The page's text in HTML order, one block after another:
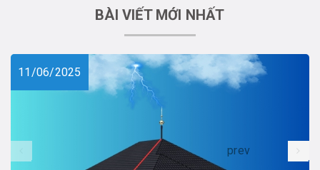
BÀI VIẾT MỚI NHẤT
11/06/2025
prev